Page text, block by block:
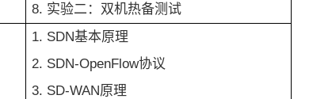
8. 实验二：双机热备测试
1. SDN基本原理
2. SDN-OpenFlow协议
3. SD-WAN原理